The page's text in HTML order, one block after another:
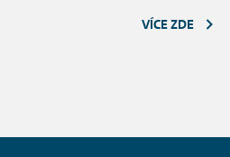
VÍCE ZDE